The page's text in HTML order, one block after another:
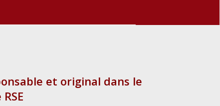
et original dans le